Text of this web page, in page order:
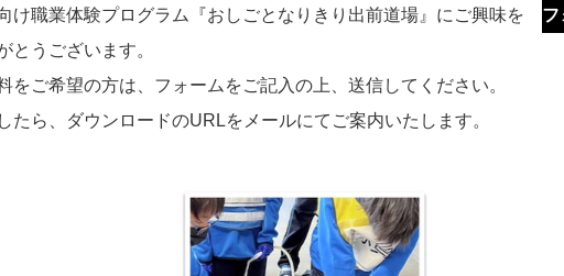
け職業体験プログラム『おしごとなりきり出前道場』にご興味を
とうございます。
をご希望の方は、フォームをご記入の上、送信してください。
たら、ダウンロードのURLをメールにてご案内いたします。
フ